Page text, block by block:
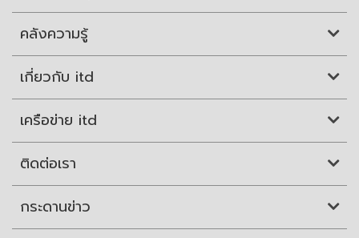
คลังความรู้
เกี่ยวกับ itd
เครือข่าย itd
ติดต่อเรา
กระดานข่าว